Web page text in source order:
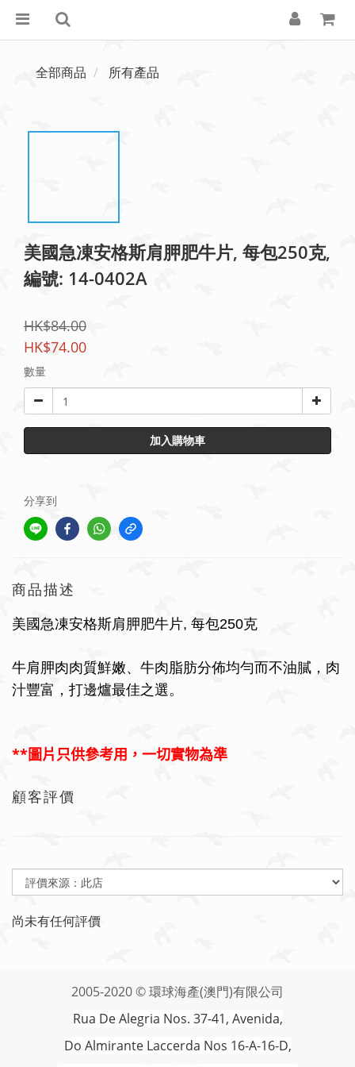
全部商品 所有產品
美國急凍安格斯肩胛肥牛片, 每包250克,
編號: 14-0402A
HK$84.00
HK$74.00
數量
加入購物車
分享到
商品描述
美國急凍安格斯肩胛肥牛片, 每包250克
牛肩胛肉肉質鮮嫩、牛肉脂肪分佈均勻而不油膩，肉
汁豐富，打邊爐最佳之選。
**圖片只供參考用，一切實物為準
顧客評價
尚未有任何評價
2005-2020 © 環球海產(澳門)有限公司
Rua De Alegria Nos. 37-41, Avenida,
Do Almirante Laccerda Nos 16-A-16-D,